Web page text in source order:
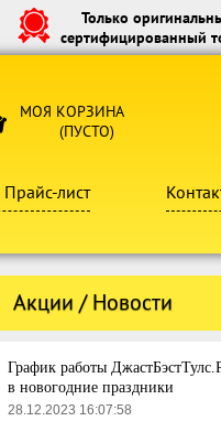
Только
сертифицированный
МОЯ КОРЗИНА
(ПУСТО)
Прайс-лист
Акции / Новости
График работы
в новогодние праздники
28.12.2023 16:07:58